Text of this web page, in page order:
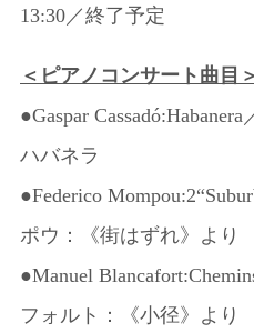
13:30／終了予定
＜ピアノコンサート曲目
●Gaspar
ハバネラ
●Federico
ポウ：《街はずれ》より
●Manuel
フォルト：《小径》より